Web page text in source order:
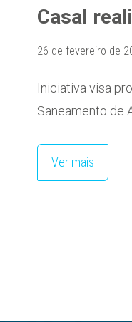
Casal
26 de fevereiro de
Iniciativa visa
Saneamento de
Ver mais